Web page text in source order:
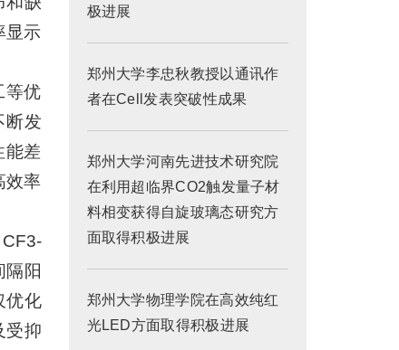
显示
等优
断发
能差
效率
隔阳
优化
受抑
极进展
郑州大学李忠秋教授以通讯作
者在Cell发表突破性成果
郑州大学河南先进技术研究院
在利用超临界CO2触发量子材
料相变获得自旋玻璃态研究方
面取得积极进展
郑州大学物理学院在高效纯红
光LED方面取得积极进展